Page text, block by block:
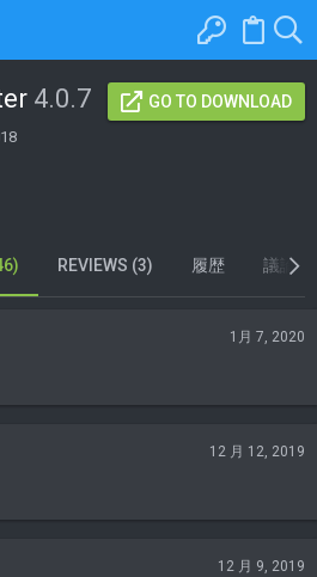
4.0.7 GO TO DOWNLOAD
REVIEWS (3) 履歴 議論
1月 7, 2020
12 月 12, 2019
12 月 9, 2019